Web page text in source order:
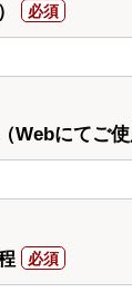
Webにてご使